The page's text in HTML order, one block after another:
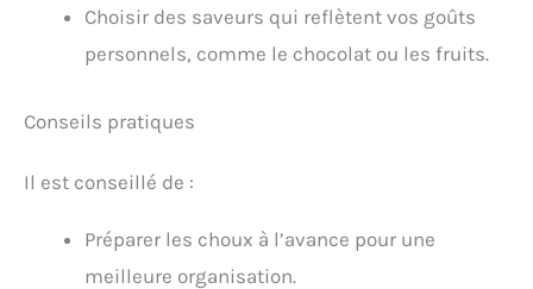
Choisir des saveurs qui reflètent vos goûts
personnels, comme le chocolat ou les fruits.
Conseils pratiques
Il est conseillé de :
Préparer les choux à l’avance pour une
meilleure organisation.